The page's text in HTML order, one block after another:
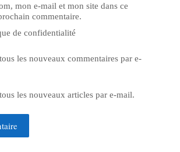
mon e-mail et mon site dans ce
commentaire.
de confidentialité
les nouveaux commentaires par e-
les nouveaux articles par e-mail.